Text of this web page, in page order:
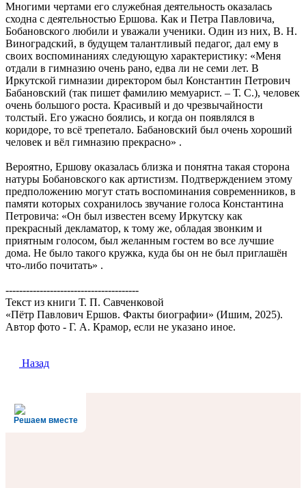
Многими чертами его служебная деятельность оказалась
сходна с деятельностью Ершова. Как и Петра Павловича,
Бобановского любили и уважали ученики. Один из них, В. Н.
Виноградский, в будущем талантливый педагог, дал ему в
своих воспоминаниях следующую характеристику: «Меня
отдали в гимназию очень рано, едва ли не семи лет. В
Иркутской гимназии директором был Константин Петрович
Бабановский (так пишет фамилию мемуарист. – Т. С.), человек
очень большого роста. Красивый и до чрезвычайности
толстый. Его ужасно боялись, и когда он появлялся в
коридоре, то всё трепетало. Бабановский был очень хороший
человек и вёл гимназию прекрасно» .
Вероятно, Ершову оказалась близка и понятна такая сторона
натуры Бобановского как артистизм. Подтверждением этому
предположению могут стать воспоминания современников, в
памяти которых сохранилось звучание голоса Константина
Петровича: «Он был известен всему Иркутску как
прекрасный декламатор, к тому же, обладая звонким и
приятным голосом, был желанным гостем во все лучшие
дома. Не было такого кружка, куда бы он не был приглашён
что-либо почитать» .
---------------------------------------
Текст из книги Т. П. Савченковой
«Пётр Павлович Ершов. Факты биографии» (Ишим, 2025).
Автор фото - Г. А. Крамор, если не указано иное.
Назад
Решаем вместе